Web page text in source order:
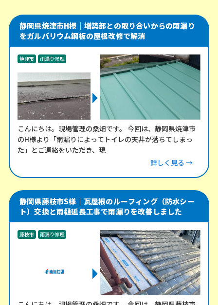
静岡県焼津市H様｜増築部との取り合いからの雨漏り
をガルバリウム鋼板の屋根改修で解消
焼津市 雨漏り修理
こんにちは。現場管理の桑畑です。 今回は、静岡県焼津市
のH様より「雨漏りによってトイレの天井が落ちてしまっ
た」とご連絡をいただき、現
詳しく見る →
静岡県藤枝市S様｜瓦屋根のルーフィング（防水シー
ト）交換と雨樋延長工事で雨漏りを改善しました
藤枝市 雨漏り修理